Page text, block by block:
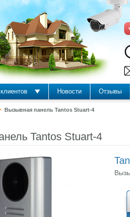
Новости Отзывы
Вызывная панель Tantos Stuart-4
Tantos Stuart-4